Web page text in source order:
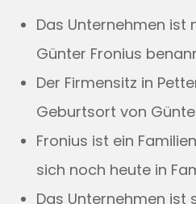
Das Unternehmen ist
Günter Fronius
Der Firmensitz in
Geburtsort von
Fronius ist ein
sich noch heute in
Das Unternehmen ist